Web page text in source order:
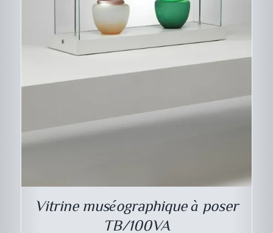
Vitrine muséographique à poser
TB/100VA